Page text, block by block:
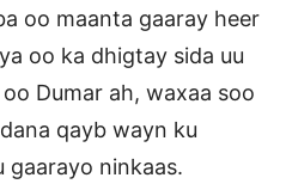
oo maanta gaaray heer
oo ka dhigtay sida uu
Dumar ah, waxaa soo
qayb wayn ku
gaarayo ninkaas.